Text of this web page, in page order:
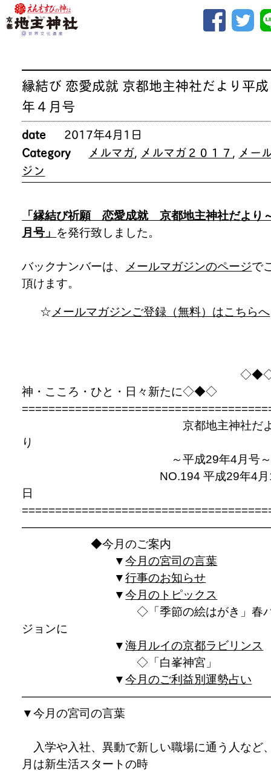
縁結び 恋愛成就 京都地主神社だより平
年４月号
date
2017年4月1日
Category
メルマガ, メルマガ２０１７, メー
ジン
「縁結び祈願 恋愛成就 京都地主神社だより
月号」 を発行致しました。
バックナンバーは、 メールマガジンのページで
頂けます。
☆ メールマガジンご登録（無料）はこちらへ
神・こころ・ひと・日々新たに◇◆◇
京都地主神社だ
り
～平成29年4月号
NO.194 平成29年4月
日
◆今月のご案内
▼今月の宮司の言葉
▼行事のお知らせ
▼今月のトピックス
◇「季節の絵はがき」春バ
ジョンに
▼海月ルイの京都ラビリンス
◇「白峯神宮」
▼今月のご利益別運勢占い
▼今月の宮司の言葉
入学や入社、異動で新しい職場に通う人など
月は新生活スタートの時